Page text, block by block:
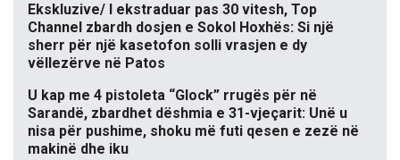
Ekskluzive/ I ekstraduar pas 30 vitesh, Top
Channel zbardh dosjen e Sokol Hoxhës: Si një
sherr për një kasetofon solli vrasjen e dy
vëllezërve në Patos
U kap me 4 pistoleta “Glock” rrugës për në
Sarandë, zbardhet dëshmia e 31-vjeçarit: Unë u
nisa për pushime, shoku më futi qesen e zezë në
makinë dhe iku